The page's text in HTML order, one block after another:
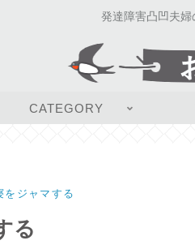
発達障害凸凹夫
CATEGORY
をジャマする
る